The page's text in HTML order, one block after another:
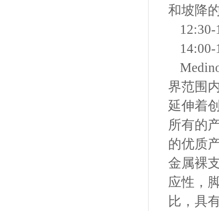
和坡降
界范围
延伸着
所有的
的优质
金属裸
应性，
比，具